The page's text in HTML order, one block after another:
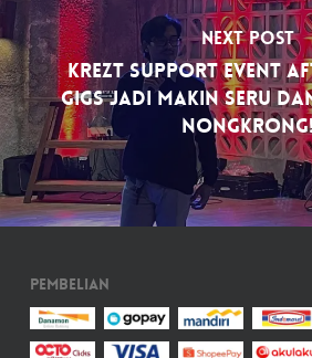
Next Post
Krezt Support Event
Gigs Jadi Makin Seru
Pembelian